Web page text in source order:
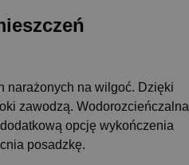
narażonych na wilgoć. Dzięki
zawodzą. Wodorozcieńczalna
opcję wykończenia
posadzkę.